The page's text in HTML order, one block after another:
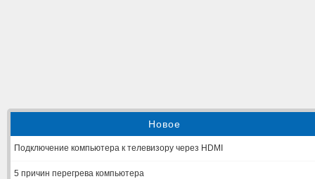
Новое
Подключение компьютера к телевизору через HDMI
5 причин перегрева компьютера